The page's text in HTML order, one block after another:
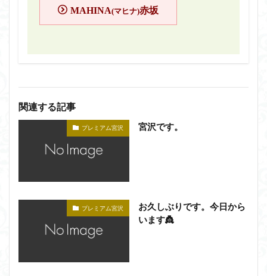
MAHINA(マヒナ)赤坂
関連する記事
プレミアム宮沢 宮沢です。
プレミアム宮沢
お久しぶりです。今日から
います👸